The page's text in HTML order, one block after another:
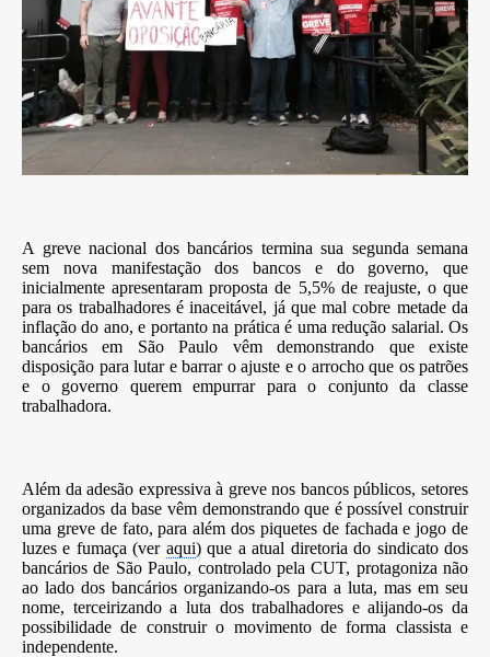
A greve nacional dos bancários termina sua segunda semana
sem nova manifestação dos bancos e do governo, que
inicialmente apresentaram proposta de 5,5% de reajuste, o que
para os trabalhadores é inaceitável, já que mal cobre metade da
inflação do ano, e portanto na prática é uma redução salarial. Os
bancários em São Paulo vêm demonstrando que existe
disposição para lutar e barrar o ajuste e o arrocho que os patrões
e o governo querem empurrar para o conjunto da classe
trabalhadora.
Além da adesão expressiva à greve nos bancos públicos, setores
organizados da base vêm demonstrando que é possível construir
uma greve de fato, para além dos piquetes de fachada e jogo de
luzes e fumaça (ver aqui) que a atual diretoria do sindicato dos
bancários de São Paulo, controlado pela CUT, protagoniza não
ao lado dos bancários organizando-os para a luta, mas em seu
nome, terceirizando a luta dos trabalhadores e alijando-os da
possibilidade de construir o movimento de forma classista e
independente.